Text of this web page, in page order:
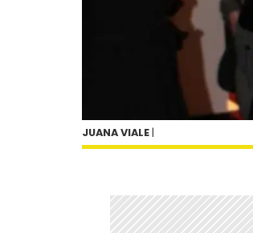
JUANA VIALE |